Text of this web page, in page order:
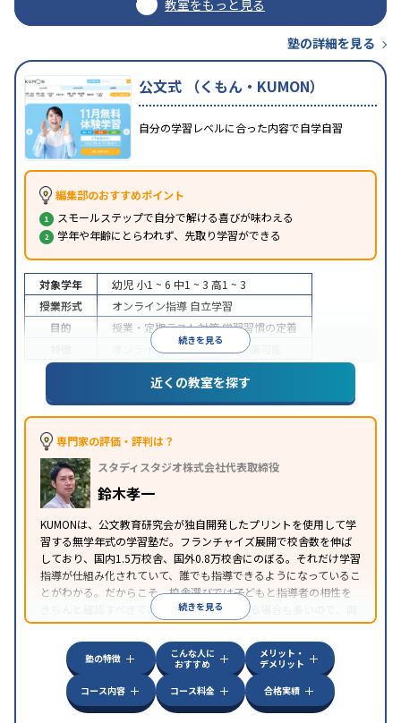
教室をもっと見る
塾の詳細を見る
公文式 （くもん・KUMON）
自分の学習レベルに合った内容で自学自習
編集部のおすすめポイント
スモールステップで自分で解ける喜びが味わえる
学年や年齢にとらわれず、先取り学習ができる
続きを見る
対象学年 幼児 小1 ~ 6 中1 ~ 3 高1 ~ 3
授業形式
オンライン指導 自立学習
目的
授業・定期テスト対策学習習慣の定着
オンライン対応1科目から受講可能
近くの教室を探す
専門家の評価・評判は？
スタディスタジオ株式会社代表取締役
鈴木孝一
KUMONは、公文教育研究会が独自開発したプリントを使用して学
習する無学年式の学習塾だ。フランチャイズ展開で校舎数を伸ば
しており、国内1.5万校舎、国外0.8万校舎にのぼる。それだけ学習
指導が仕組み化されていて、誰でも指導できるようになっているこ
とがわかる。だからこそ、校舎選びでは子どもと指導者の相性を
きちんと確認すべきである。近所に2校舎ある場合も多いので、両
方見学してみることをオススメする。
続きを見る
塾の特徴
こんな人に
おすすめ
メリット・
デメリット
コース内容
コース料金 合格実績